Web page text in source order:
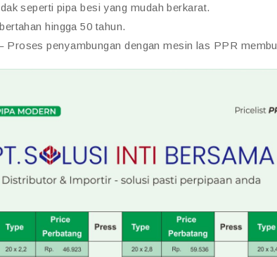
seperti pipa besi yang mudah berkarat.
hingga 50 tahun.
Proses penyambungan dengan mesin las PPR